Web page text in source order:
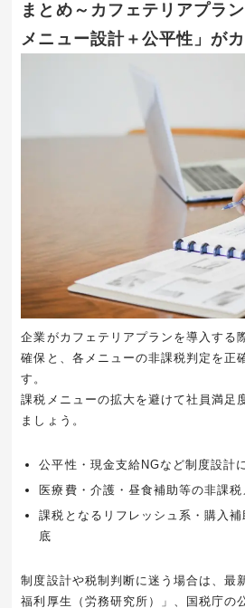
まとめ～カフェテリアプラ
メニュー設計＋公平性」が
企業がカフェテリアプランを導入する
確保と、各メニューの非課税判定を正
す。
課税メニューの拡大を避けて社員満足
ましょう。
公平性・現金支給NGなど制度設計
医療費・介護・昼食補助等の非課
課税となるリフレッシュ系・購入
底
制度設計や税制判断に迷う場合は、最
福利厚生（労務研究所）」、国税庁の